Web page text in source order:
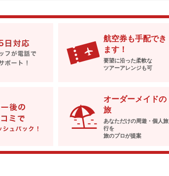
航空券も手配でき
ます！
要望に沿った柔軟な
ツアーアレンジも可
オーダーメイドの
旅
あなただけの周遊・個人旅
行を
旅のプロが提案